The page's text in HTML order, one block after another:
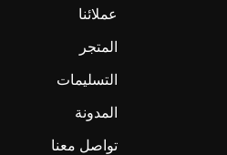
عملائنا
المتجر
التسليمات
المدونة
تواصل معنا